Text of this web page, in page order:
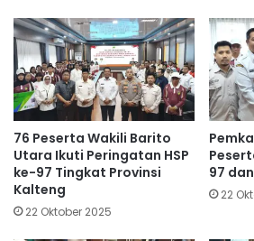
76 Peserta Wakili Barito
Utara Ikuti Peringatan HSP
ke-97 Tingkat Provinsi
Kalteng
22 Oktober 2025
97
22